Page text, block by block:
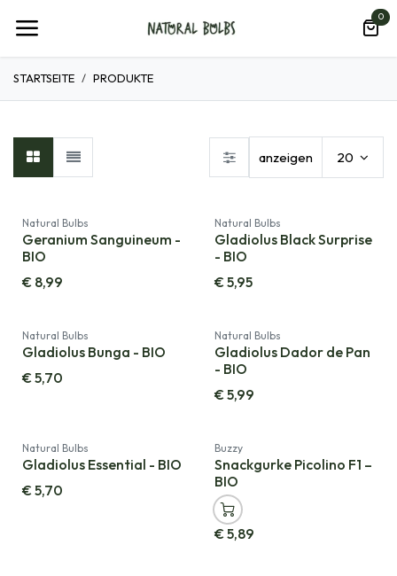
0
STARTSEITE PRODUKTE
anzeigen 20
Natural Bulbs
Geranium Sanguineum -
BIO
€ 8,99
Natural Bulbs
Gladiolus Black Surprise
- BIO
€5,95
Natural Bulbs
Gladiolus Bunga - BIO
€5,70
Natural Bulbs
Gladiolus Dador de Pan
- BIO
€5,99
Natural Bulbs
Gladiolus Essential - BIO
€5,70
Neu!
Buzzy
Snackgurke Picolino F1 –
BIO
€5,89